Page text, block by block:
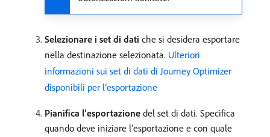
Selezionare i set di dati che si desidera esportare
nella destinazione selezionata. Ulteriori
informazioni sui set di dati di Journey Optimizer
disponibili per l’esportazione
Pianifica l’esportazione del set di dati. Specifica
quando deve iniziare l’esportazione e con quale